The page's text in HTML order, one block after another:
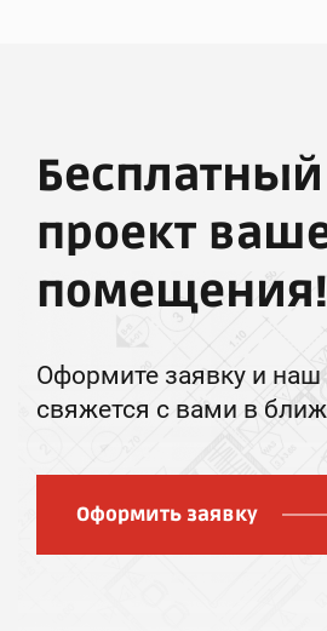
Бесплатный
проект
помещения!
Оформите заявку и наш
свяжется с вами в
Оформить заявку